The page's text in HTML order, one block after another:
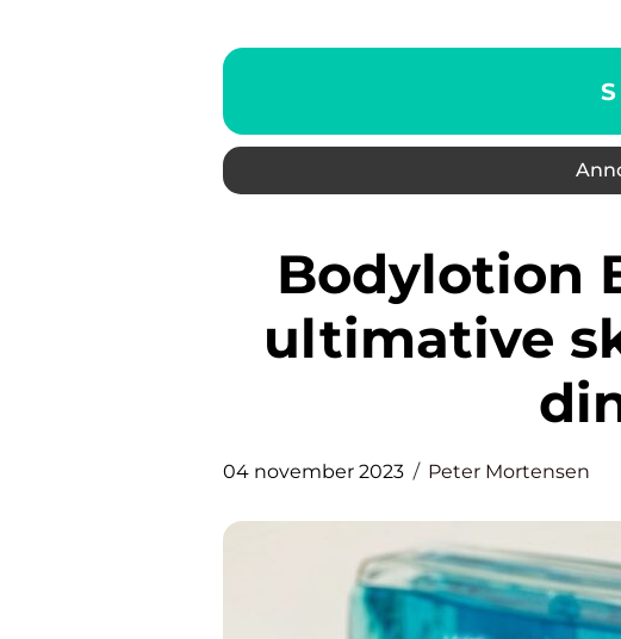
Bodylotion Biotherm – Den
ultimative
04 november 2023 Peter Mortensen